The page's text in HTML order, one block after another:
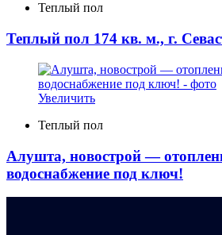
Теплый пол
Теплый пол 174 кв. м., г.
Увеличить
Теплый пол
Алушта, новострой —
водоснабжение под ключ!